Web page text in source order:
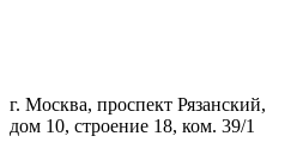
г. Москва, проспект Рязанский,
дом 10, строение 18, ком. 39/1